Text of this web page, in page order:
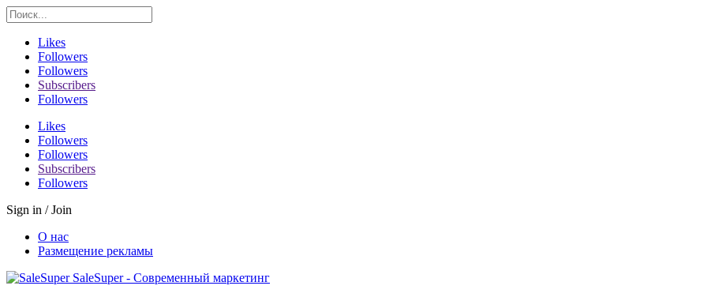
Likes
Followers
Followers
Subscribers
Followers
Likes
Followers
Followers
Subscribers
Followers
Sign in / Join
О нас
Размещение рекламы
SaleSuper - Современный маркетинг